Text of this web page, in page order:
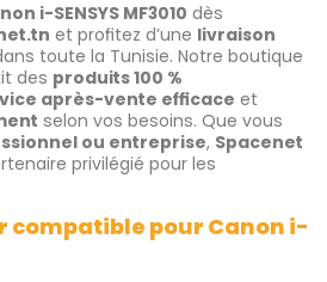
i-SENSYS MF3010 dès
et profitez d’une livraison
toute la Tunisie. Notre boutique
des produits 100 %
après-vente efficace et
selon vos besoins. Que vous
ou entreprise, Spacenet
privilégié pour les
compatible pour Canon i-